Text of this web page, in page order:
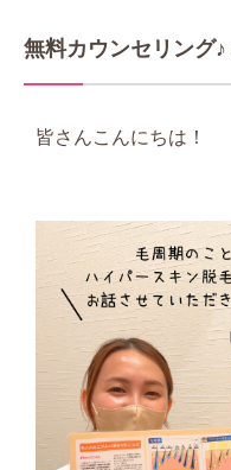
無料カウンセリング♪
皆さんこんにちは！